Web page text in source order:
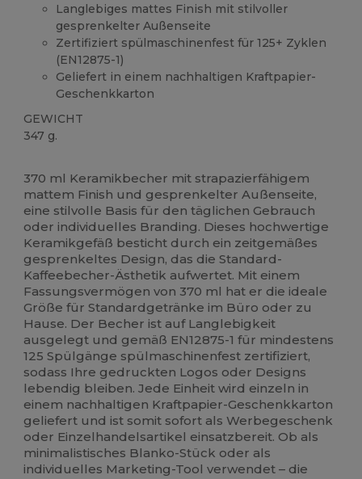
Langlebiges mattes Finish mit stilvoller
gesprenkelter Außenseite
Zertifiziert spülmaschinenfest für 125+ Zyklen
(EN12875-1)
Geliefert in einem nachhaltigen Kraftpapier-
Geschenkkarton
GEWICHT
347 g.
370 ml Keramikbecher mit strapazierfähigem
mattem Finish und gesprenkelter Außenseite,
eine stilvolle Basis für den täglichen Gebrauch
oder individuelles Branding. Dieses hochwertige
Keramikgefäß besticht durch ein zeitgemäßes
gesprenkeltes Design, das die Standard-
Kaffeebecher-Ästhetik aufwertet. Mit einem
Fassungsvermögen von 370 ml hat er die ideale
Größe für Standardgetränke im Büro oder zu
Hause. Der Becher ist auf Langlebigkeit
ausgelegt und gemäß EN12875-1 für mindestens
125 Spülgänge spülmaschinenfest zertifiziert,
sodass Ihre gedruckten Logos oder Designs
lebendig bleiben. Jede Einheit wird einzeln in
einem nachhaltigen Kraftpapier-Geschenkkarton
geliefert und ist somit sofort als Werbegeschenk
oder Einzelhandelsartikel einsatzbereit. Ob als
minimalistisches Blanko-Stück oder als
individuelles Marketing-Tool verwendet – die